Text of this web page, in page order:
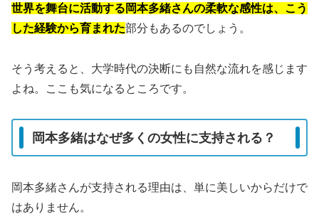
世界を舞台に活動する岡本多緒さんの柔軟な感性は、こう
した経験から育まれた部分もあるのでしょう。
そう考えると、大学時代の決断にも自然な流れを感じます
よね。ここも気になるところです。
岡本多緒はなぜ多くの女性に支持される？
岡本多緒さんが支持される理由は、単に美しいからだけで
はありません。